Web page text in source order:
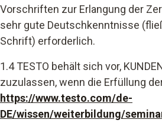
Vorschriften zur Erlangung der
sehr gute Deutschkenntnisse
Schrift) erforderlich.
1.4 TESTO behält sich vor,
zuzulassen, wenn die Erfüllung
https://www.testo.com/de-
DE/wissen/weiterbildung/